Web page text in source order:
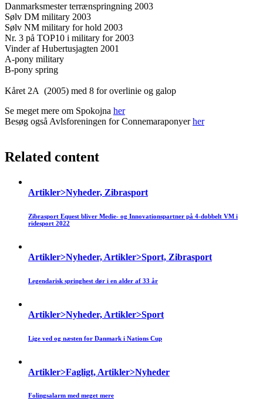
Danmarksmester terrænspringning 2003
Sølv DM military 2003
Sølv NM military for hold 2003
Nr. 3 på TOP10 i military for 2003
Vinder af Hubertusjagten 2001
A-pony military
B-pony spring
Kåret 2A (2005) med 8 for overlinie og galop
Se meget mere om Spokojna her
Besøg også Avlsforeningen for Connemaraponyerher
Related content
Artikler>Nyheder, Zibrasport
Zibrasport Equest bliver Medie- og Innovationspartner på 4-dobbelt VM i
ridesport 2022
Artikler>Nyheder, Artikler>Sport, Zibrasport
Legendarisk springhest dør i en alder af 33 år
Artikler>Nyheder, Artikler>Sport
Lige ved og næsten for Danmark i Nations Cup
Artikler>Fagligt, Artikler>Nyheder
Folingsalarm med meget mere